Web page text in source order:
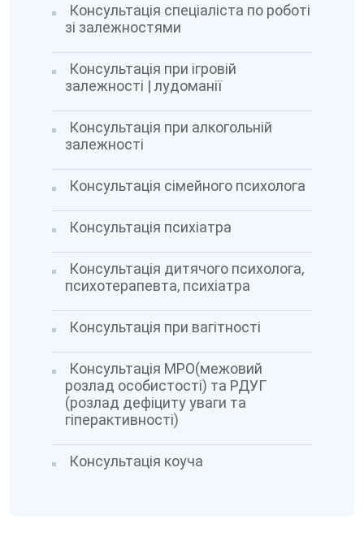
Консультація спеціаліста по роботі
зі залежностями
Консультація при ігровій
залежності | лудоманії
Консультація при алкогольній
залежності
Консультація сімейного психолога
Консультація психіатра
Консультація дитячого психолога,
психотерапевта, психіатра
Консультація при вагітності
Консультація МРО(межовий
розлад особистості) та РДУГ
(розлад дефіциту уваги та
гіперактивності)
Консультація коуча